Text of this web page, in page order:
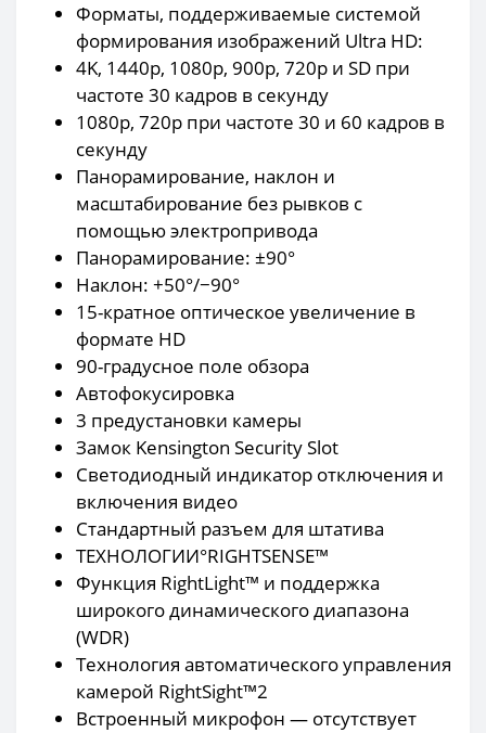
Форматы, поддерживаемые системой
формирования изображений Ultra HD:
4K, 1440p, 1080p, 900p, 720p и SD при
частоте 30 кадров в секунду
1080p, 720p при частоте 30 и 60 кадров в
секунду
Панорамирование, наклон и
масштабирование без рывков с
помощью электропривода
Панорамирование: ±90°
Наклон: +50°/−90°
15-кратное оптическое увеличение в
формате HD
90-градусное поле обзора
Автофокусировка
3 предустановки камеры
Замок Kensington Security Slot
Светодиодный индикатор отключения и
включения видео
Стандартный разъем для штатива
ТЕХНОЛОГИИ°RIGHTSENSE™
Функция RightLight™ и поддержка
широкого динамического диапазона
(WDR)
Технология автоматического управления
камерой RightSight™2
Встроенный микрофон — отсутствует